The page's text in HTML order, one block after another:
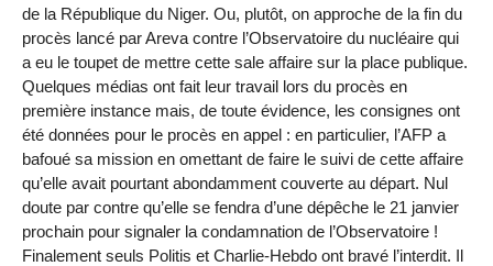
de la République du Niger. Ou, plutôt, on approche de la fin du
procès lancé par Areva contre l’Observatoire du nucléaire qui
a eu le toupet de mettre cette sale affaire sur la place publique.
Quelques médias ont fait leur travail lors du procès en
première instance mais, de toute évidence, les consignes ont
été données pour le procès en appel : en particulier, l’AFP a
bafoué sa mission en omettant de faire le suivi de cette affaire
qu’elle avait pourtant abondamment couverte au départ. Nul
doute par contre qu’elle se fendra d’une dépêche le 21 janvier
prochain pour signaler la condamnation de l’Observatoire !
Finalement seuls Politis et Charlie-Hebdo ont bravé l’interdit. Il